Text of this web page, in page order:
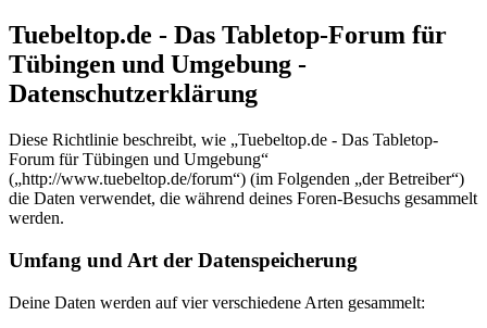
Tuebeltop.de - Das Tabletop-Forum für
Tübingen und Umgebung -
Datenschutzerklärung
Diese Richtlinie beschreibt, wie „Tuebeltop.de - Das Tabletop-
Forum für Tübingen und Umgebung“
(„http://www.tuebeltop.de/forum“) (im Folgenden „der Betreiber“)
die Daten verwendet, die während deines Foren-Besuchs gesammelt
werden.
Umfang und Art der Datenspeicherung
Deine Daten werden auf vier verschiedene Arten gesammelt: